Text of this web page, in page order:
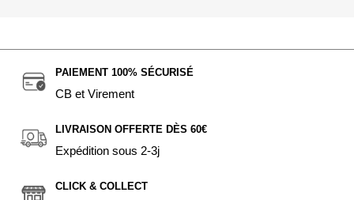
PAIEMENT 100% SÉCURISÉ
CB et Virement
LIVRAISON OFFERTE DÈS 60€
Expédition sous 2-3j
CLICK & COLLECT